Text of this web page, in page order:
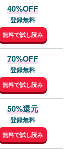
40%OFF
登録無料
無料で試し読み
70%OFF
登録無料
無料で試し読み
50%還元
登録無料
無料で試し読み